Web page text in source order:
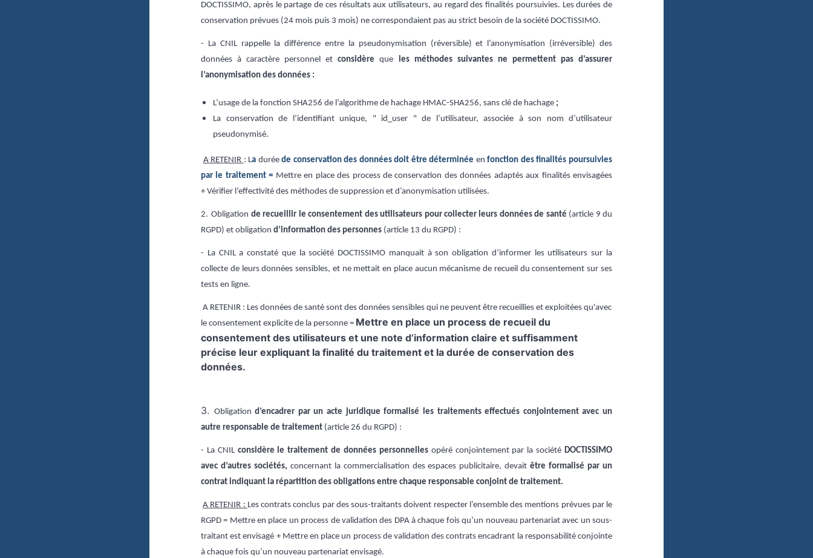
DOCTISSIMO, après le partage de ces résultats aux utilisateurs, au regard des finalités poursuivies. Les durées de
conservation prévues (24 mois puis 3 mois) ne correspondaient pas au strict besoin de la société DOCTISSIMO.
- La CNIL rappellela différence entre la pseudonymisation (réversible) et l’anonymisation (irréversible) des
données à caractère personnel etconsidèreque les méthodes suivantes ne permettent pas d’assurer
l’anonymisation des données :
L’usage de la fonction SHA256 de l’algorithme de hachage HMAC-SHA256, sans clé de hachage ;
La conservation de l’identifiant unique, " id_user " de l’utilisateur, associée à son nom d’utilisateur
pseudonymisé.
A RETENIR : La duréede conservation des données doit être déterminée en fonction des finalités poursuivies
par le traitement = Mettre en place des process de conservation des données adaptés aux finalités envisagées
+ Vérifier l’effectivité des méthodes de suppression et d’anonymisation utilisées.
2. Obligation de recueillir le consentement des utilisateurs pour collecter leurs données de santé (article 9 du
RGPD) et obligation d’information des personnes (article 13 du RGPD) :
- La CNIL a constaté que la société DOCTISSIMO manquait à son obligation d’informer les utilisateurs sur la
collecte de leurs données sensibles, et ne mettait en place aucun mécanisme de recueil du consentement sur ses
tests en ligne.
A RETENIR : Les données de santé sont des données sensibles qui ne peuvent être recueillies et exploitées qu'avec
le consentement explicite de la personne = Mettre en place un process de recueil du
consentement des utilisateurs et une note d’information claire et suffisamment
précise leur expliquant la finalité du traitement et la durée de conservation des
données.
3. Obligationd’encadrer par un acte juridique formalisé les traitements effectués conjointement avec un
autre responsable de traitement (article 26 du RGPD) :
- La CNIL considère le traitement de données personnellesopéré conjointement par la sociétéDOCTISSIMO
avec d’autres sociétés, concernant la commercialisation des espaces publicitaire, devaitêtre formalisé par un
contrat indiquant la répartition des obligations entre chaque responsable conjoint de traitement.
A RETENIR : Lescontrats conclus par des sous-traitants doivent respecter l’ensemble des mentions prévues par le
RGPD = Mettre en place un process de validation des DPA à chaque fois qu’un nouveau partenariat avec un sous-
traitant est envisagé + Mettre en place un process de validation des contrats encadrant la responsabilité conjointe
à chaque fois qu’un nouveau partenariat envisagé.